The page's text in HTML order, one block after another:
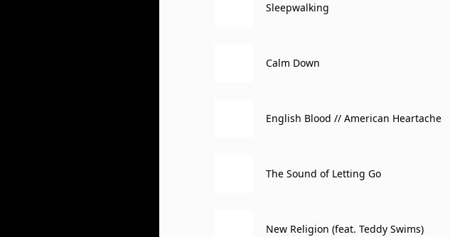
Sleepwalking
Calm Down
English Blood // American Heartache
The Sound of Letting Go
New Religion (feat. Teddy Swims)